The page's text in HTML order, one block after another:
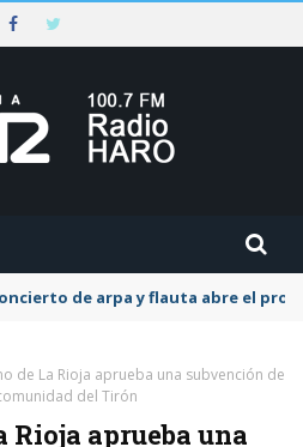
de arpa y flauta abre el
de La Rioja aprueba una subvención de
del Tirón
Rioja aprueba una